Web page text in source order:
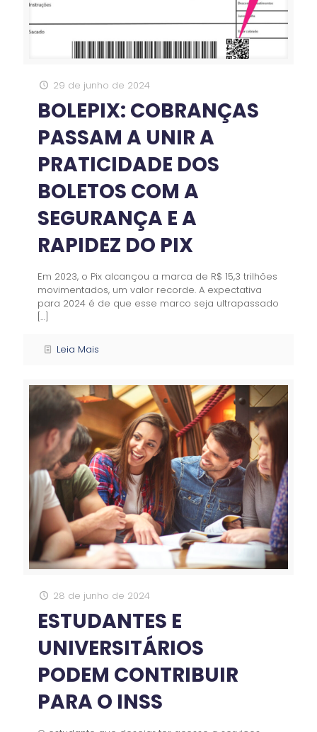
29 de junho de 2024
BOLEPIX: COBRANÇAS
PASSAM A UNIR A
PRATICIDADE DOS
BOLETOS COM A
SEGURANÇA E A
RAPIDEZ DO PIX
Em 2023, o Pix alcançou a marca de R$ 15,3 trilhões
movimentados, um valor recorde. A expectativa
para 2024 é de que esse marco seja ultrapassado
[…]
Leia Mais
28 de junho de 2024
ESTUDANTES E
UNIVERSITÁRIOS
PODEM CONTRIBUIR
PARA O INSS